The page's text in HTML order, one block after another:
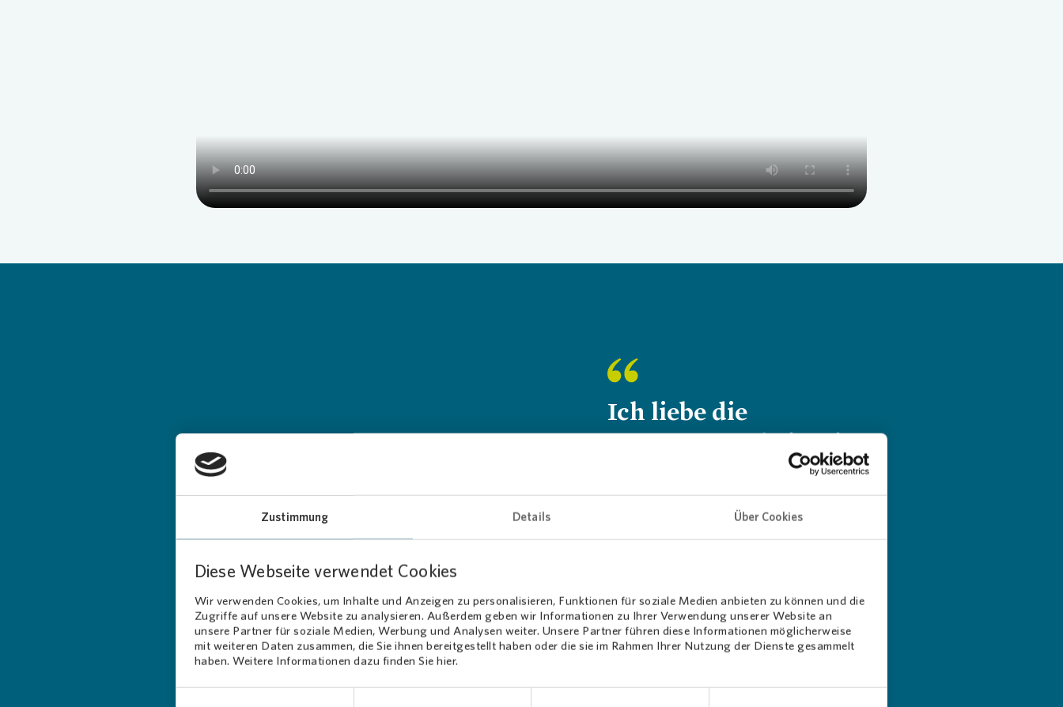
Zustimmung Details Über Cookies
Diese Webseite verwendet Cookies
Wir verwenden Cookies, um Inhalte und Anzeigen zu personalisieren, Funktionen für soziale Medien anbieten zu können und die
Zugriffe auf unsere Website zu analysieren. Außerdem geben wir Informationen zu Ihrer Verwendung unserer Website an
unsere Partner für soziale Medien, Werbung und Analysen weiter. Unsere Partner führen diese Informationen möglicherweise
mit weiteren Daten zusammen, die Sie ihnen bereitgestellt haben oder die sie im Rahmen Ihrer Nutzung der Dienste gesammelt
haben. Weitere Informationen dazu finden Sie hier.
Loading...
Ich liebe die
Zusammenarbeit mit
ganz verschiedenen
Persönlichkeiten. Wir
haben immer eine
Arbeit und das ist für
mich das Wichtigste.